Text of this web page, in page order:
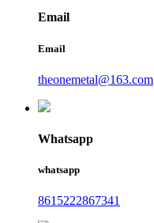
Email
Email
theonemetal@163.com
Whatsapp
whatsapp
8615222867341